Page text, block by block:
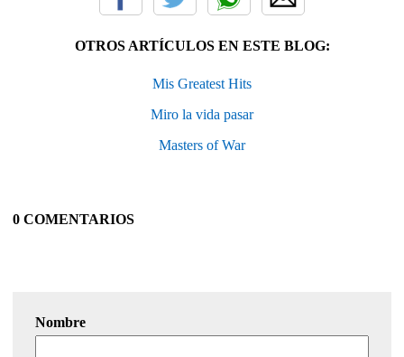
OTROS ARTÍCULOS EN ESTE BLOG:
Mis Greatest Hits
Miro la vida pasar
Masters of War
0 COMENTARIOS
Nombre